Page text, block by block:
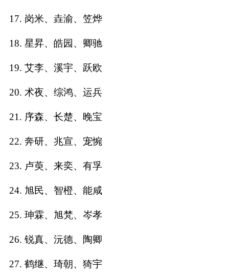
名
字
典
宝
取
名
名
打
分
生
起
名
大
起
名
17. 岗米、垚渝、笠烨
18. 星昇、皓园、卿驰
19. 艾李、溪宇、跃欧
20. 术夜、综鸿、运兵
21. 序森、长楚、晚宝
22. 奔研、兆宣、宠惋
23. 卢萸、来奕、有孚
24. 旭民、智橙、能咸
25. 珅霖、旭梵、岑孝
26. 锐真、沅德、陶卿
27. 鹤继、琦朝、猗宇